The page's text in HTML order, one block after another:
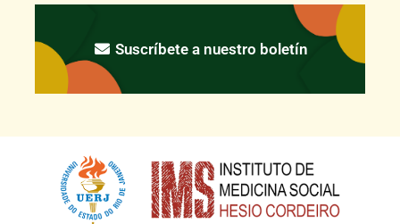
Suscríbete a nuestro boletín